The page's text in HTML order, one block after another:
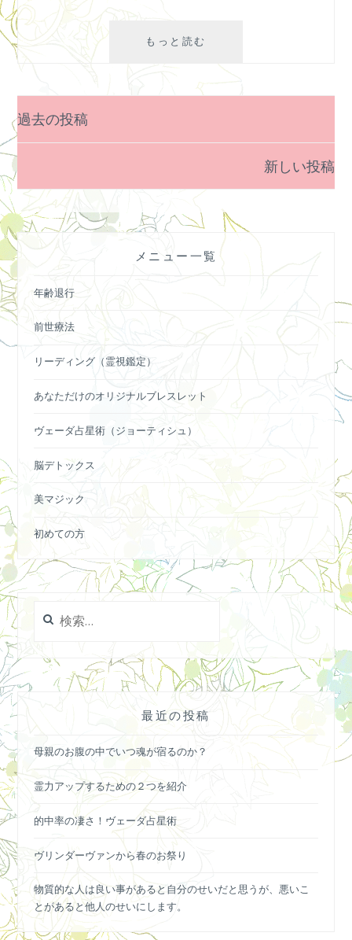
もっと読む
心
投
稿
ナ
ビ
ゲ
ー
シ
ョ
ン
過去の投稿
新しい投稿
メニュー一覧
年齢退行
前世療法
リーディング（霊視鑑定）
あなただけのオリジナルブレスレット
ヴェーダ占星術（ジョーティシュ）
脳デトックス
美マジック
初めての方
索:
最近の投稿
母親のお腹の中でいつ魂が宿るのか？
霊力アップするための２つを紹介
的中率の凄さ！ヴェーダ占星術
ヴリンダーヴァンから春のお祭り
物質的な人は良い事があると自分のせいだと思うが、悪いこ
とがあると他人のせいにします。